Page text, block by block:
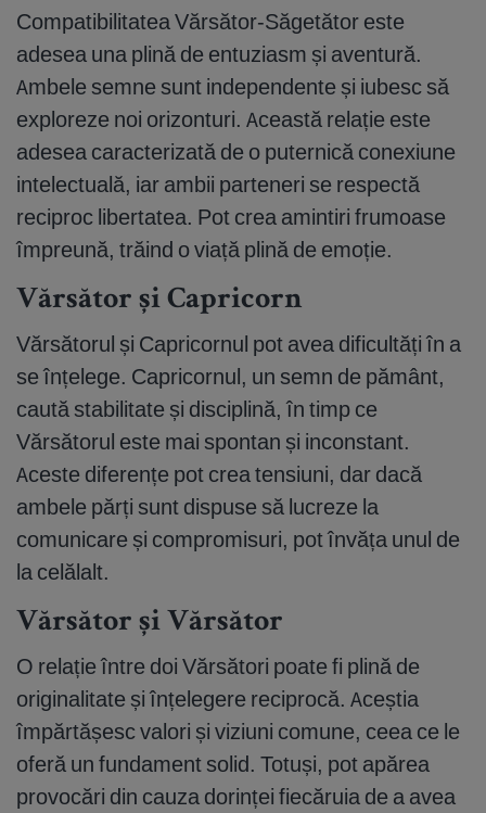
Compatibilitatea Vărsător-Săgetător este
adesea una plină de entuziasm și aventură.
Ambele semne sunt independente și iubesc să
exploreze noi orizonturi. Această relație este
adesea caracterizată de o puternică conexiune
intelectuală, iar ambii parteneri se respectă
reciproc libertatea. Pot crea amintiri frumoase
împreună, trăind o viață plină de emoție.
Vărsător și Capricorn
Vărsătorul și Capricornul pot avea dificultăți în a
se înțelege. Capricornul, un semn de pământ,
caută stabilitate și disciplină, în timp ce
Vărsătorul este mai spontan și inconstant.
Aceste diferențe pot crea tensiuni, dar dacă
ambele părți sunt dispuse să lucreze la
comunicare și compromisuri, pot învăța unul de
la celălalt.
Vărsător și Vărsător
O relație între doi Vărsători poate fi plină de
originalitate și înțelegere reciprocă. Aceștia
împărtășesc valori și viziuni comune, ceea ce le
oferă un fundament solid. Totuși, pot apărea
provocări din cauza dorinței fiecăruia de a avea